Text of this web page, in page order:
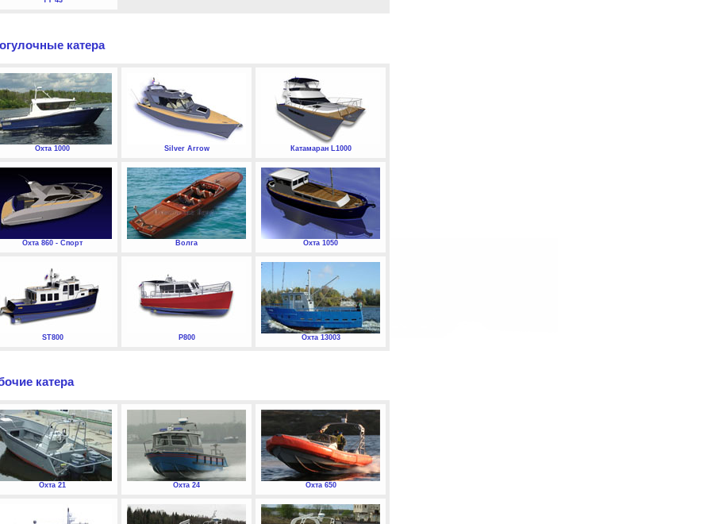
катера
Охта 1000 Silver Arrow Катамаран L1000
Охта 860 - Спорт Волга Охта 1050
ST800 P800 Охта 13003
катера
Охта 21 Охта 24 Охта 650